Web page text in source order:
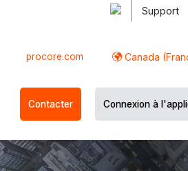
Support
procore.com Canada
Contacter Connexion à